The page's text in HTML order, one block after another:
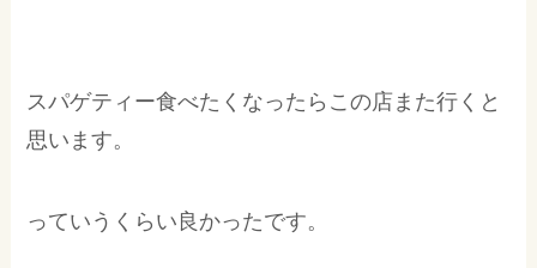
スパゲティー食べたくなったらこの店また行くと
思います。
っていうくらい良かったです。